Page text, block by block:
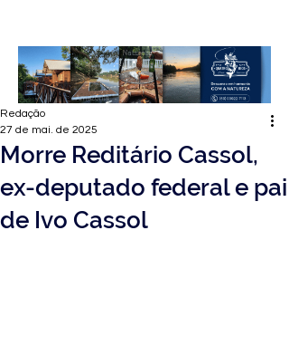
Morre Reditário Cassol,
ex-deputado federal e pai
de Ivo Cassol
Redação
27 de mai. de 2025